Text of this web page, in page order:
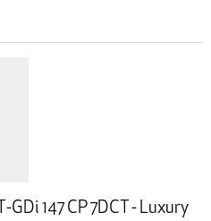
GDi 147 CP 7DCT - Luxury